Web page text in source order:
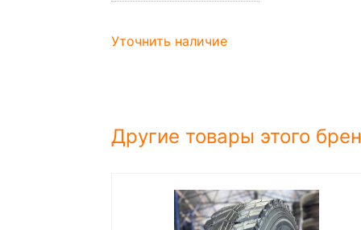
Уточнить наличие
Другие товары этого